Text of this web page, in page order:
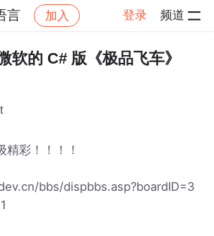
言 加入 登录 频道
其他语言 帖子详情
的 C# 版《极品飞车》
精彩！！！！
bbs/dispbbs.asp?boardID=3